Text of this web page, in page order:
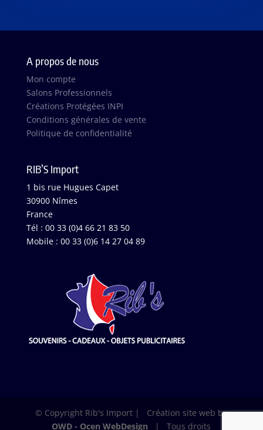
A propos de nous
Mon compte
Salons Professionnels
Créations Protégées INPI
Conditions générales de vente
Politique de confidentialité
RIB’S Import
1 bis rue Hugues Capet
30900 Nîmes
France
Tél : 00 33 (0)4 66 21 83 50
Mobile : 00 33 (0)6 14 27 04 89
© Copyright Rib's Import | Création site web by
OWD - Ocen WebDesign | Tous droits